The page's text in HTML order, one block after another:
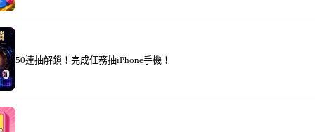
50連抽解鎖！完成任務抽iPhone手機！